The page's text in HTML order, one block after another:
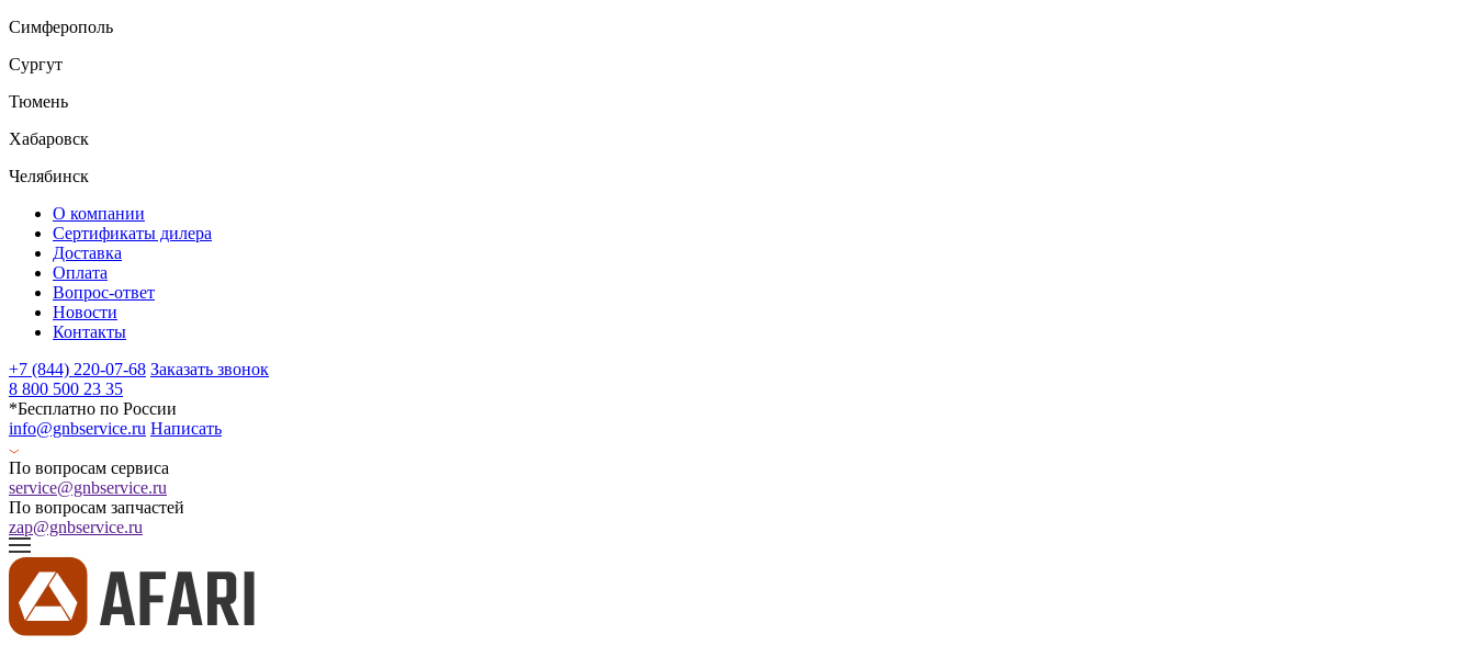
Симферополь
Сургут
Тюмень
Хабаровск
Челябинск
О компании
Сертификаты дилера
Доставка
Оплата
Вопрос-ответ
Новости
Контакты
+7 (844) 220-07-68 Заказать звонок
8 800 500 23 35
*Бесплатно по России
info@gnbservice.ru Написать
По вопросам сервиса
service@gnbservice.ru
По вопросам запчастей
zap@gnbservice.ru